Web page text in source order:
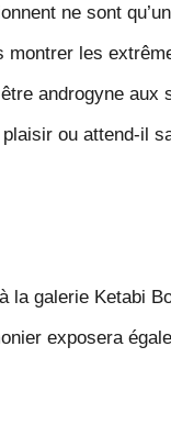
ne sont
montrer les
androgyne aux
ou attend-il
la galerie Ketabi
exposera